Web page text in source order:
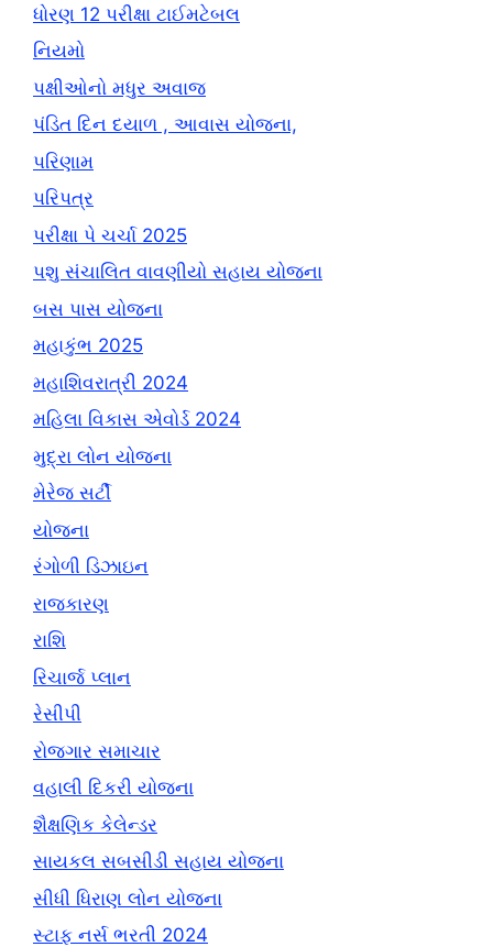
ધોરણ 12 પરીક્ષા ટાઈમટેબલ
નિયમો
પક્ષીઓનો મધુર અવાજ
પંડિત દિન દયાળ , આવાસ યોજના,
પરિણામ
પરિપત્ર
પરીક્ષા પે ચર્ચા 2025
પશુ સંચાલિત વાવણીયો સહાય યોજના
બસ પાસ યોજના
મહાકુંભ 2025
મહાશિવરાત્રી 2024
મહિલા વિકાસ એવોર્ડ 2024
મુદ્રા લોન યોજના
મેરેજ સર્ટી
યોજના
રંગોળી ડિઝાઇન
રાજકારણ
રાશિ
રિચાર્જ પ્લાન
રેસીપી
રોજગાર સમાચાર
વહાલી દિકરી યોજના
શૈક્ષણિક કેલેન્ડર
સાયકલ સબસીડી સહાય યોજના
સીધી ધિરાણ લોન યોજના
સ્ટાફ નર્સ ભરતી 2024